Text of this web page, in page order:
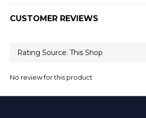
CUSTOMER REVIEWS
No review for this product